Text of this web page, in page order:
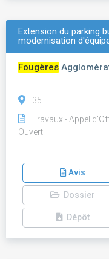
Extension du parking
modernisation
Fougères
35
Travaux - Appel
Ouvert
Avis
Dossier
Dépôt